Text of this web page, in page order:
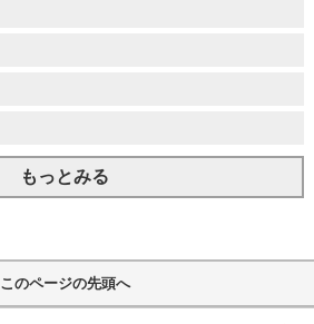
もっとみる
このページの先頭へ